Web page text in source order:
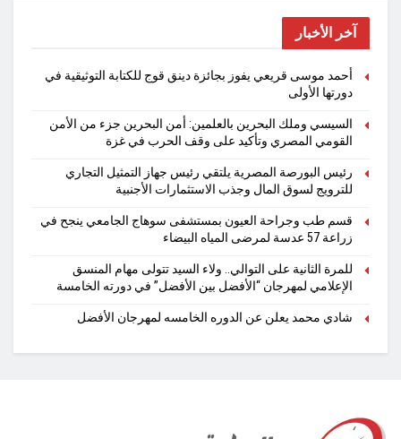
آخر الأخبار
أحمد موسى قريعي يفوز بجائزة دينق قوج للكتابة التوثيقية في
دورتها الأولى
السيسي وملك البحرين بالعلمين: أمن البحرين جزء من الأمن
القومي المصري وتأكيد على وقف الحرب في غزة
رئيس البورصة المصرية يلتقي رئيس جهاز التمثيل التجاري
للترويج لسوق المال وجذب الاستثمارات الأجنبية
قسم طب وجراحة العيون بمستشفى سوهاج الجامعي ينجح في
زراعة 57 عدسة لمرضى المياه البيضاء
للمرة الثانية على التوالي.. ولاء السيد تتولى مهام المنسق
الإعلامي لمهرجان “الأفضل بين الأفضل” في دورته الخامسة
شادي محمد يعلن عن الدوره الخامسه لمهرجان الأفضل